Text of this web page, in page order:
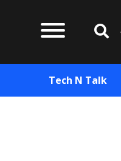
Tech N Talk